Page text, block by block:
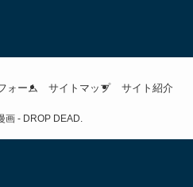
ォーム サイトマップ サイト紹介
画 - DROP DEAD.